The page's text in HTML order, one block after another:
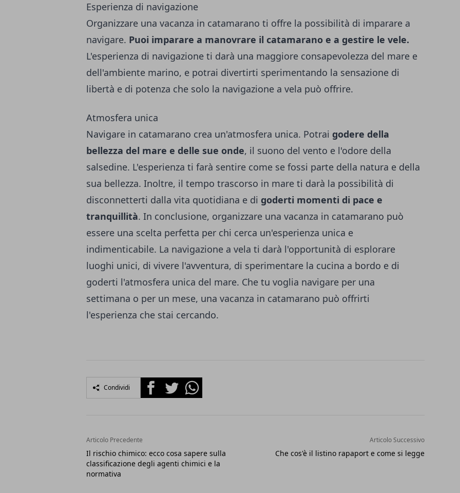
Esperienza di navigazione
Organizzare una vacanza in catamarano ti offre la possibilità di imparare a
navigare. Puoi imparare a manovrare il catamarano e a gestire le vele.
L'esperienza di navigazione ti darà una maggiore consapevolezza del mare e
dell'ambiente marino, e potrai divertirti sperimentando la sensazione di
libertà e di potenza che solo la navigazione a vela può offrire.
Atmosfera unica
Navigare in catamarano crea un'atmosfera unica. Potrai godere della
bellezza del mare e delle sue onde, il suono del vento e l'odore della
salsedine. L'esperienza ti farà sentire come se fossi parte della natura e della
sua bellezza. Inoltre, il tempo trascorso in mare ti darà la possibilità di
disconnetterti dalla vita quotidiana e di goderti momenti di pace e
tranquillità. In conclusione, organizzare una vacanza in catamarano può
essere una scelta perfetta per chi cerca un'esperienza unica e
indimenticabile. La navigazione a vela ti darà l'opportunità di esplorare
luoghi unici, di vivere l'avventura, di sperimentare la cucina a bordo e di
goderti l'atmosfera unica del mare. Che tu voglia navigare per una
settimana o per un mese, una vacanza in catamarano può offrirti
l'esperienza che stai cercando.
Condividi FacebookTwitterWhatsapp
Articolo Precedente
Il rischio chimico: ecco cosa sapere sulla
classificazione degli agenti chimici e la
normativa
Articolo Successivo
Che cos'è il listino rapaport e come si legge